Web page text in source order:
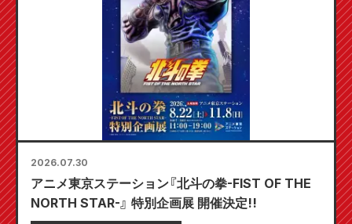
2026.07.30
アニメ東京ステーション『北斗の拳-FIST OF THE
NORTH STAR-』 特別企画展 開催決定!!